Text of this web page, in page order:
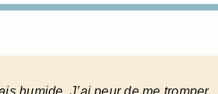
humide. J’ai peur de me